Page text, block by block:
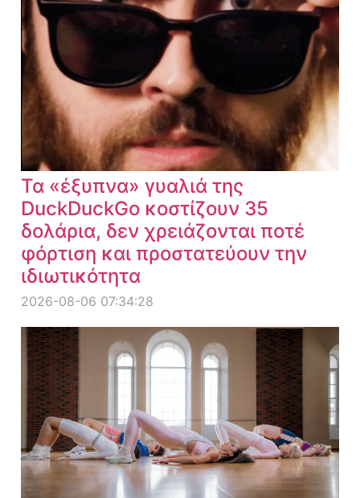
Τα «έξυπνα» γυαλιά της
DuckDuckGo κοστίζουν 35
δολάρια, δεν χρειάζονται ποτέ
φόρτιση και προστατεύουν την
ιδιωτικότητα
2026-08-06 07:34:28